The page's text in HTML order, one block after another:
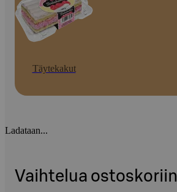
Täytekakut
Ladataan...
Vaihtelua ostoskoriin